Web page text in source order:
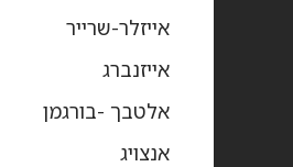
אייזלר-שרייר
אייזנברג
אלטבך -בורגמן
אנצויג